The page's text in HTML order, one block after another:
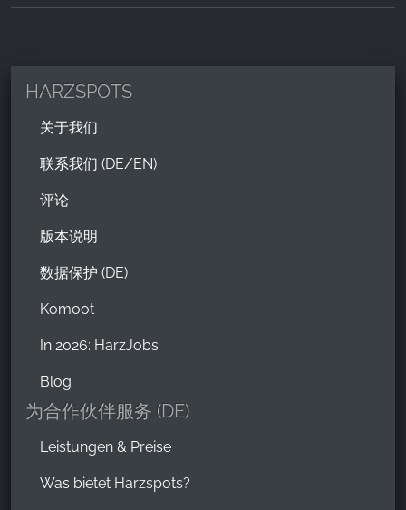
HARZSPOTS
关于我们
联系我们 (DE/EN)
评论
版本说明
数据保护 (DE)
Komoot
In 2026: HarzJobs
Blog
为合作伙伴服务 (DE)
Leistungen & Preise
Was bietet Harzspots?
Purpose:
24小时 - 2年